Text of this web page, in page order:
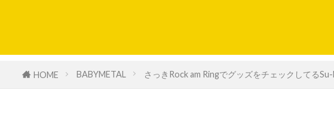
HOME BABYMETAL さっきRock am Ringでグッズをチェックしてる